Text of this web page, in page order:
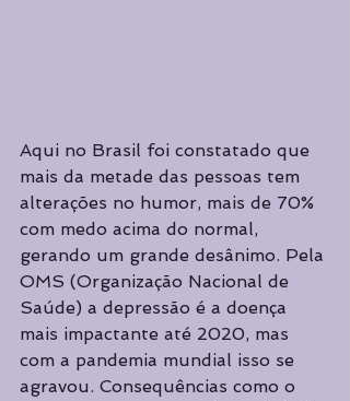
Aqui no Brasil foi constatado que
mais da metade das pessoas tem
alterações no humor, mais de 70%
com medo acima do normal,
gerando um grande desânimo. Pela
OMS (Organização Nacional de
Saúde) a depressão é a doença
mais impactante até 2020, mas
com a pandemia mundial isso se
agravou. Consequências como o